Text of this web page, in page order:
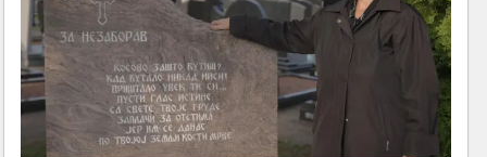
شناخت کودکان
طبیعت